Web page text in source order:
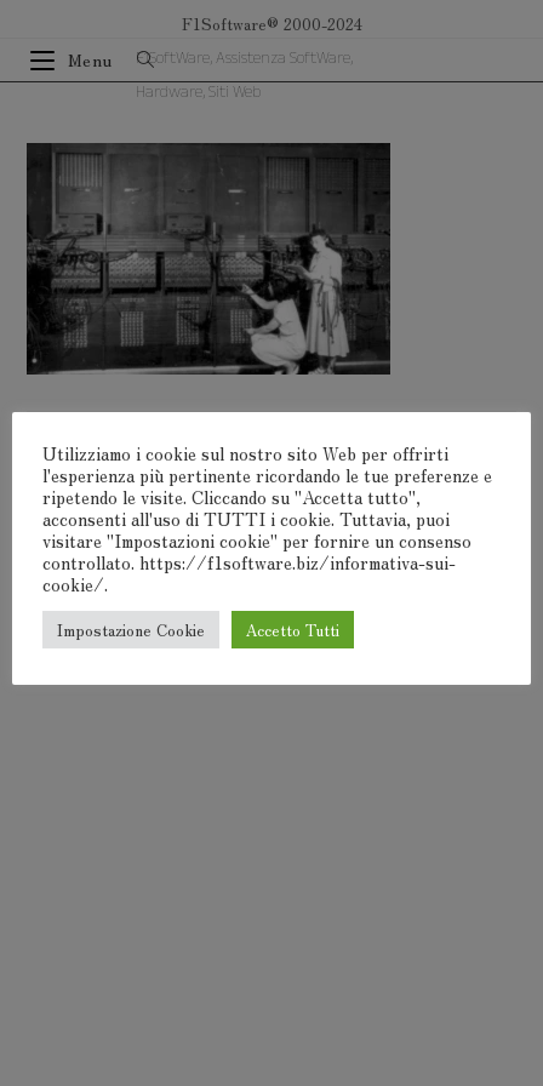
contenuto
F1Software® 2000-2024
Menu
F1SoftWare, Assistenza SoftWare,
Hardware, Siti Web
Lascia Un Commento
Deviconnettertiper pubblicare un commento.
Utilizziamo i cookie sul nostro sito Web per offrirti
l'esperienza più pertinente ricordando le tue preferenze e
ripetendo le visite. Cliccando su "Accetta tutto",
acconsenti all'uso di TUTTI i cookie. Tuttavia, puoi
visitare "Impostazioni cookie" per fornire un consenso
controllato. https://f1software.biz/informativa-sui-
cookie/.
Impostazione Cookie Accetto Tutti